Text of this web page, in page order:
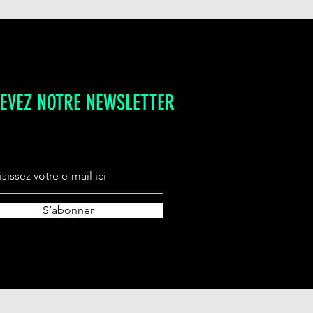
habituelleNOTRE NEWSLETTER
S’abonner